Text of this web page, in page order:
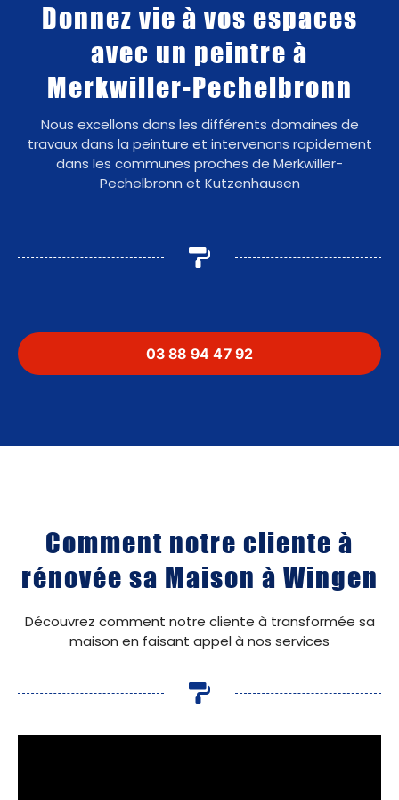
Donnez vie à vos espaces
avec un peintre à
Merkwiller-Pechelbronn
Nous excellons dans les différents domaines de
travaux dans la peinture et intervenons rapidement
dans les communes proches de Merkwiller-
Pechelbronn et Kutzenhausen
03 88 94 47 92
Comment notre cliente à
rénovée sa Maison à Wingen
Découvrez comment notre cliente à transformée sa
maison en faisant appel à nos services